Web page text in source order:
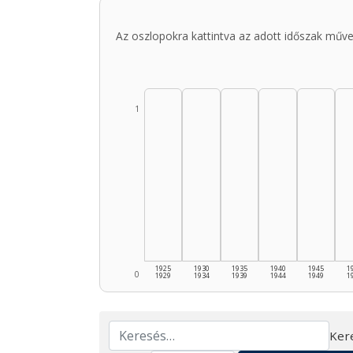
Az oszlopokra kattintva az adott időszak
0
1
1925
1929
1930
1934
1935
1939
1940
1944
1945
1949